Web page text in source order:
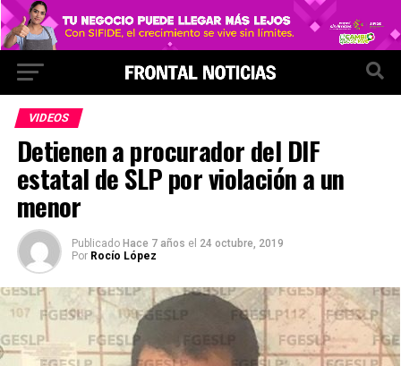
VIDEOS
Detienen a procurador del DIF
estatal de SLP por violación a un
menor
Publicado Hace 7 años el 24 octubre, 2019
Por Rocío López